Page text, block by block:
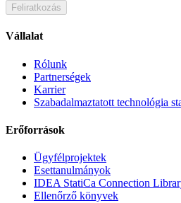
Feliratkozás
Vállalat
Rólunk
Partnerségek
Karrier
Szabadalmaztatott technológia
Erőforrások
Ügyfélprojektek
Esettanulmányok
IDEA StatiCa Connection
Ellenőrző könyvek